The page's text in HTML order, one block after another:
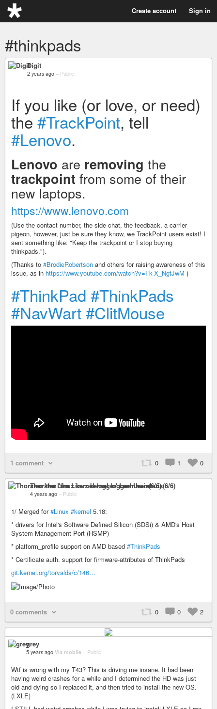
Create account Sign in
#thinkpads
Digit
2 years ago – Public
If you like (or love, or need)
the #TrackPoint, tell
#Lenovo.
Lenovo are removing the
trackpoint from some of their
new laptops.
https://www.lenovo.com
(Use the contact number, the side chat, the feedback, a carrier
pigeon, however, just be sure they know, we TrackPoint users exist! I
sent something like: "Keep the trackpoint or I stop buying
thinkpads.").
(Thanks to #BrodieRobertson and others for raising awareness of this
issue, as in https://www.youtube.com/watch?v=Fk-X_NgtJwM )
#ThinkPad #ThinkPads
#NavWart#ClitMouse
1 comment 0 1 0
Thorsten 'the Linux kernel logger' Leemhuis(6/6)
4 years ago – Public
1/ Merged for#Linux #kernel 5.18:
* drivers for Intel's Software Defined Silicon (SDSi) & AMD's Host
System Management Port (HSMP)
* platform_profile support on AMD based #ThinkPads
* Certificate auth. support for firmware-attributes of ThinkPads
git.kernel.org/torvalds/c/146…
0 comments 0 0 2
grey
5 years ago Via mobile – Public
Wtf is wrong with my T43? This is driving me insane. It had been
having weird crashes for a while and I determined the HD was just
old and dying so I replaced it, and then tried to install the new OS.
(LXLE)